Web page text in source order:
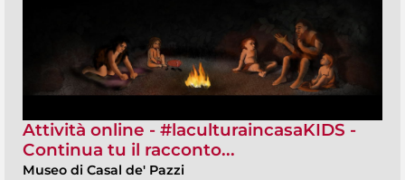
Attività online - #laculturaincasaKIDS -
Continua tu il racconto...
Museo di Casal de' Pazzi